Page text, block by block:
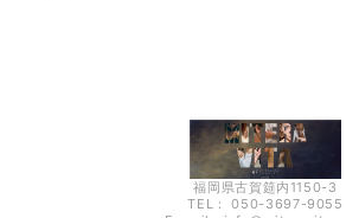
福岡県古賀筵内1150-3
TEL： 050-3697-9055